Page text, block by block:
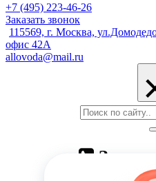
+7 (495) 223-46-26
Заказать звонок
115569, г. Москва,
офис 42А
allovoda@mail.ru